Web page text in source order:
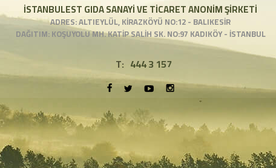
İSTANBULEST GIDA SANAYİ VE TİCARET ANONİM ŞİRKETİ
ADRES: ALTIEYLÜL, KİRAZKÖYÜ NO:12 - BALIKESİR
DAĞITIM: KOŞUYOLU MH. KATİP SALİH SK. NO:97 KADIKÖY - İSTANBUL
T: 444 3 157